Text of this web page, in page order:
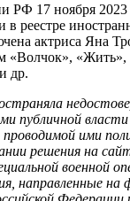
РФ 17 ноября 2023
в реестре
актриса Яна
«Волчок», «Жить»,
др.
публичной власти
проводимой ими
решения на
военной
направленные на